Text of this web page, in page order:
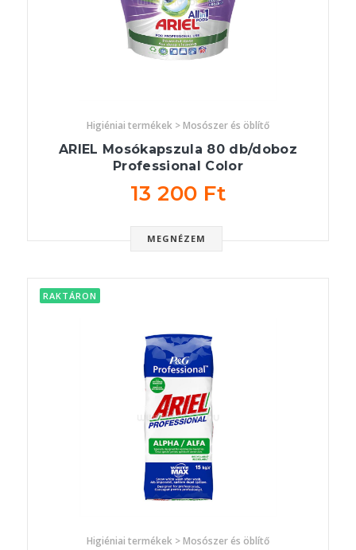
Higiéniai termékek > Mosószer és öblítő
ARIEL Mosókapszula 80 db/doboz
Professional Color
13 200 Ft
MEGNÉZEM
RAKTÁRON
Higiéniai termékek > Mosószer és öblítő